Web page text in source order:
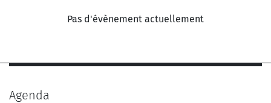
Pas d'évènement actuellement
Agenda